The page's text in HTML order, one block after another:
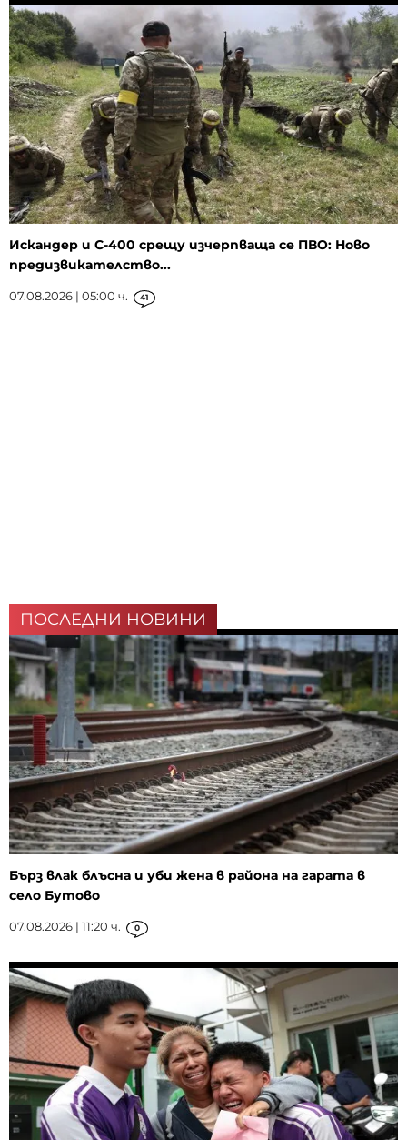
Искандер и С-400 срещу изчерпваща се ПВО: Ново
предизвикателство...
07.08.2026 | 05:00 ч. 41
ПОСЛЕДНИ НОВИНИ
Бърз влак блъсна и уби жена в района на гарата в
село Бутово
07.08.2026 | 11:20 ч. 0